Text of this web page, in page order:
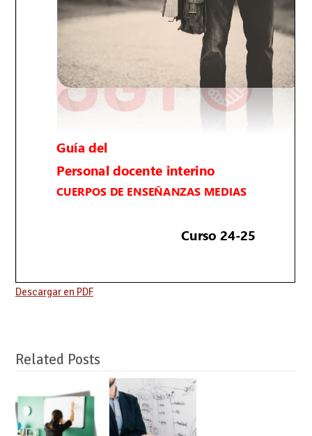
Descargar en PDF
Related Posts